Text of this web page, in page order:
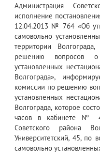
Администрация
исполнение
12.04.2013 № 764 «Об
самовольно
территории
решению вопросов
установленных
Волгограда»,
комиссии по решению
установленных
Волгограда, которое
часов в кабинете №
Советского района
Университетский, 45, по
самовольно